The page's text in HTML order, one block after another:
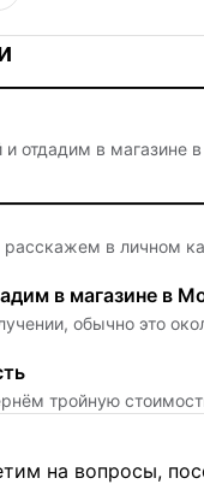
и отдадим в магазине
расскажем в личном
в магазине в
обычно это
тройную
на вопросы,